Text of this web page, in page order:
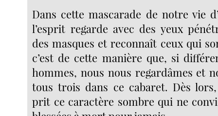
Dans cette mascarade de notre vie
l’esprit regarde avec des yeux
des masques et reconnaît ceux qui
c’est de cette manière que, si
hommes, nous nous regardâmes et
tous trois dans ce cabaret. Dès
prit ce caractère sombre qui ne